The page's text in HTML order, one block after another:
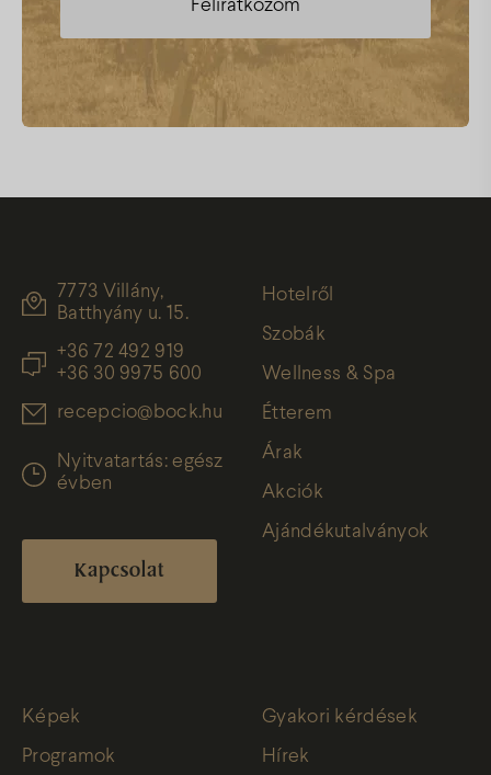
7773 Villány,
Batthyány u. 15.
+36 72 492 919
+36 30 9975 600
recepcio@bock.hu
Nyitvatartás: egész
évben
Kapcsolat
Hotelről
Szobák
Wellness & Spa
Étterem
Árak
Akciók
Ajándékutalványok
Képek
Programok
Gyakori kérdések
Hírek